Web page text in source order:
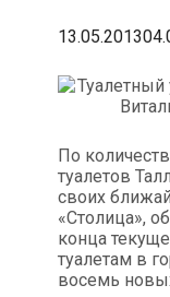
13.05.2013
По
туалетов
своих
«Столица»,
конца
туалетам в
восемь